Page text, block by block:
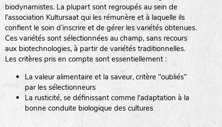
biodynamistes. La plupart sont regroupés au sein de
l'association Kultursaat qui les rémunère et à laquelle ils
confient le soin d’inscrire et de gérer les variétés obtenues.
Ces variétés sont sélectionnées au champ, sans recours
aux biotechnologies, à partir de variétés traditionnelles.
Les critères pris en compte sont essentiellement :
La valeur alimentaire et la saveur, critère "oubliés"
par les sélectionneurs
La rusticité, se définissant comme l'adaptation à la
bonne conduite biologique des cultures
GRAINE DEL PAÏS (GDP)
www.grainesdelpais.com
JARDIN EN’VIE (JEV)
LA BOITE A GRAINES (LBAG)
P: Petit calibre
Légumes racines
Plantes aromatiques